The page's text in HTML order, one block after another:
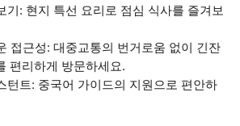
기: 현지 특선 요리로 점심 식사를 즐겨보
접근성: 대중교통의 번거로움 없이 긴잔
편리하게 방문하세요.
턴트: 중국어 가이드의 지원으로 편안하